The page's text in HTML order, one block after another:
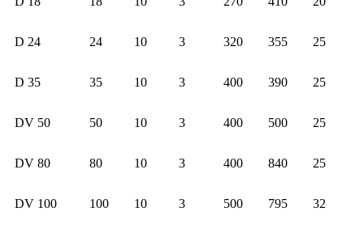
D 24 24 10 3 320 355 25
D 35 35 10 3 400 390 25
DV 50 50 10 3 400 500 25
DV 80 80 10 3 400 840 25
DV 100 100 10 3 500 795 32